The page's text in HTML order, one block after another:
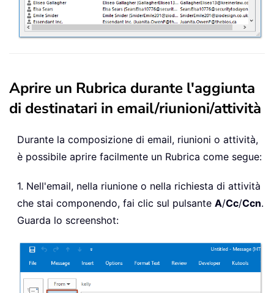
Aprire un Rubrica durante l'aggiunta
di destinatari in email/riunioni/attività
Durante la composizione di email, riunioni o attività,
è possibile aprire facilmente un Rubrica come segue:
1. Nell'email, nella riunione o nella richiesta di attività
che stai componendo, fai clic sul pulsante A/Cc/Ccn.
Guarda lo screenshot: